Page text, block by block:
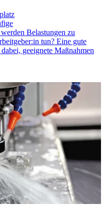
Belastungen zu
tun? Eine gute
geeignete Maßnahmen